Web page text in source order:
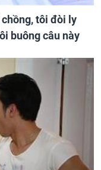
tôi đòi ly
buông câu này